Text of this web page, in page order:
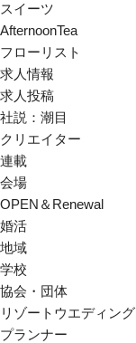
スイーツ
AfternoonTea
フローリスト
求人情報
求人投稿
社説：潮目
クリエイター
連載
会場
OPEN＆Renewal
婚活
地域
学校
協会・団体
リゾートウエディング
プランナー